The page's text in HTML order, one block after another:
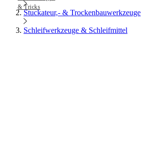
& Tricks
Stuckateur,- & Trockenbauwerkzeuge
Schleifwerkzeuge & Schleifmittel